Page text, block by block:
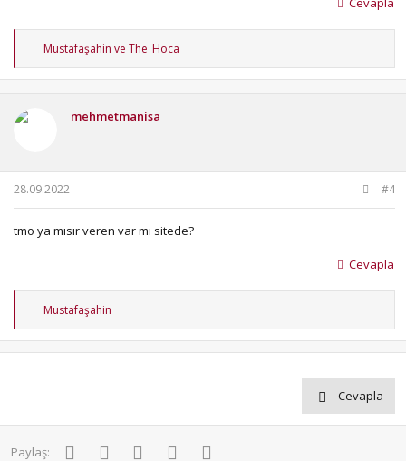
T
p
Mustafaşahin ve The_Hoca
mehmetmanisa
28.09.2022 #4
tmo ya mısır veren var mı sitede?
Cevapla
T
p
k
:
Mustafaşahin
Cevapla
Paylaş: FacebookTwitter PinterestWhatsApp